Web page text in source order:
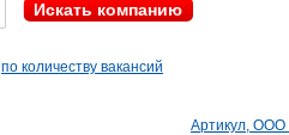
по количеству вакансий
Артикул, ООО